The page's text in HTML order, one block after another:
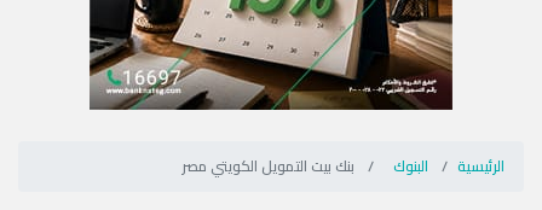
الرئيسية البنوك بنك بيت التمويل الكويتي مصر